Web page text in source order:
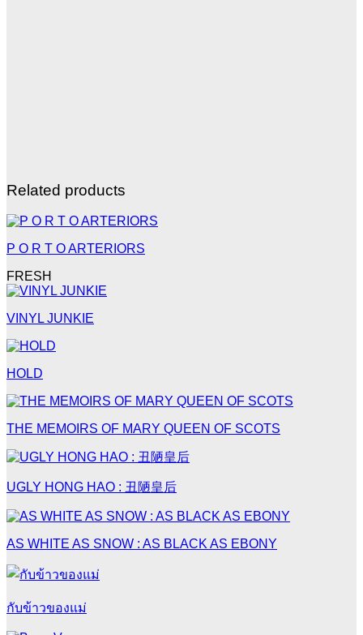
Related products
P O R T O ARTERIORS
FRESH
VINYL JUNKIE
HOLD
THE MEMOIRS OF MARY QUEEN OF SCOTS
UGLY HONG HAO : 丑陋皇后
AS WHITE AS SNOW : AS BLACK AS EBONY
กับข้าวของแม่